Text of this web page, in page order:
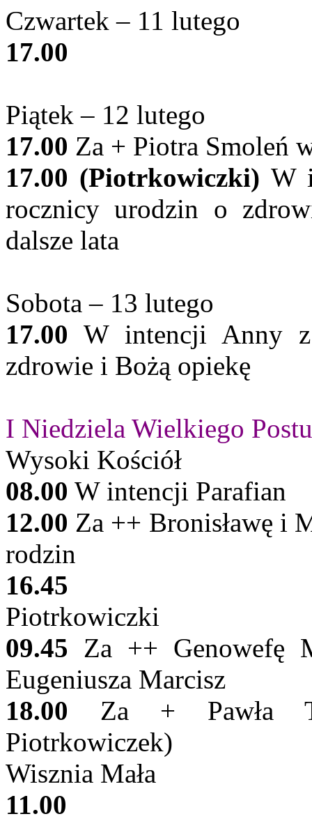
Czwartek – 11 lutego
17.00
Piątek – 12 lutego
17.00 Za + Piotra Smoleń
17.00 (Piotrkowiczki) W
rocznicy urodzin o
dalsze lata
Sobota – 13 lutego
17.00 W intencji Anny
zdrowie i Bożą opiekę
I Niedziela Wielkiego
Wysoki Kościół
08.00 W intencji Parafian
12.00 Za ++ Bronisławę i
rodzin
16.45
Piotrkowiczki
09.45 Za ++ Genowefę
Eugeniusza Marcisz
18.00 Za + Pawła
Piotrkowiczek)
Wisznia Mała
11.00